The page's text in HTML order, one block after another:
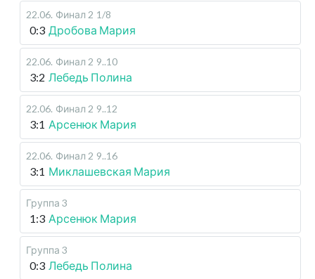
22.06. Финал 2 1/8
0:3 Дробова Мария
22.06. Финал 2 9..10
3:2 Лебедь Полина
22.06. Финал 2 9..12
3:1 Арсенюк Мария
22.06. Финал 2 9..16
3:1 Миклашевская Мария
Группа 3
1:3 Арсенюк Мария
Группа 3
0:3 Лебедь Полина